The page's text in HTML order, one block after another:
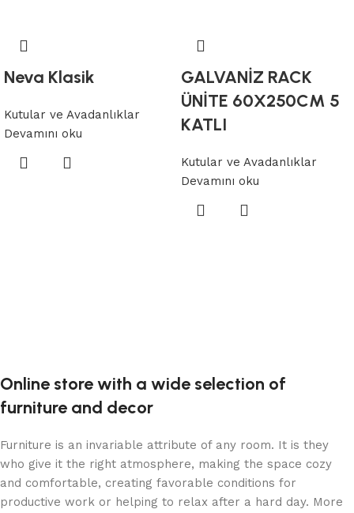
Neva Klasik
Kutular ve Avadanlıklar
Devamını oku
GALVANİZ RACK
ÜNİTE 60X250CM 5
KATLI
Kutular ve Avadanlıklar
Devamını oku
Online store with a wide selection of
furniture and decor
Furniture is an invariable attribute of any room. It is they
who give it the right atmosphere, making the space cozy
and comfortable, creating favorable conditions for
productive work or helping to relax after a hard day. More